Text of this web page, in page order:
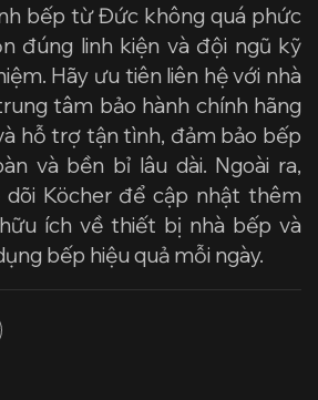
bếp từ Đức không quá phức
đúng linh kiện và đội ngũ kỹ
Hãy ưu tiên liên hệ với nhà
tâm bảo hành chính hãng
hỗ trợ tận tình, đảm bảo bếp
và bền bỉ lâu dài. Ngoài ra,
Köcher để cập nhật thêm
ích về thiết bị nhà bếp và
bếp hiệu quả mỗi ngày.